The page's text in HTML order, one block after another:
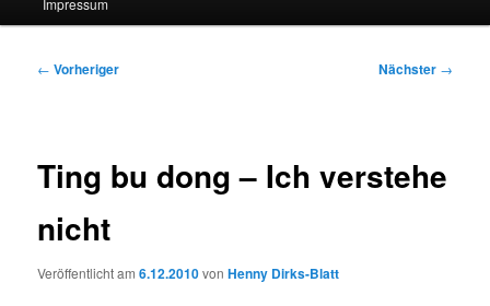
Impressum
Beitragsnavigation
← Vorheriger Nächster →
Ting bu dong – Ich verstehe
nicht
Veröffentlicht am6.12.2010vonHenny Dirks-Blatt